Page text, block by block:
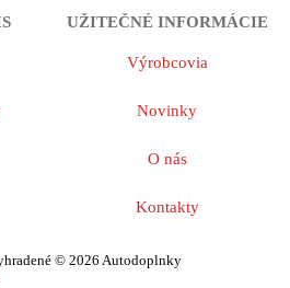
UŽITEČNÉ INFORMÁCIE
Výrobcovia
Novinky
O nás
Kontakty
© 2026 Autodoplnky